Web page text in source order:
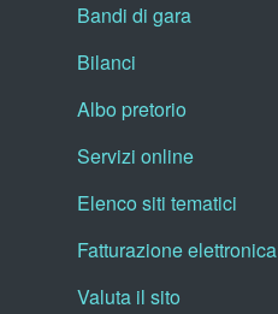
Bandi di gara
Bilanci
Albo pretorio
Servizi online
Elenco siti tematici
Fatturazione elettronica
Valuta il sito